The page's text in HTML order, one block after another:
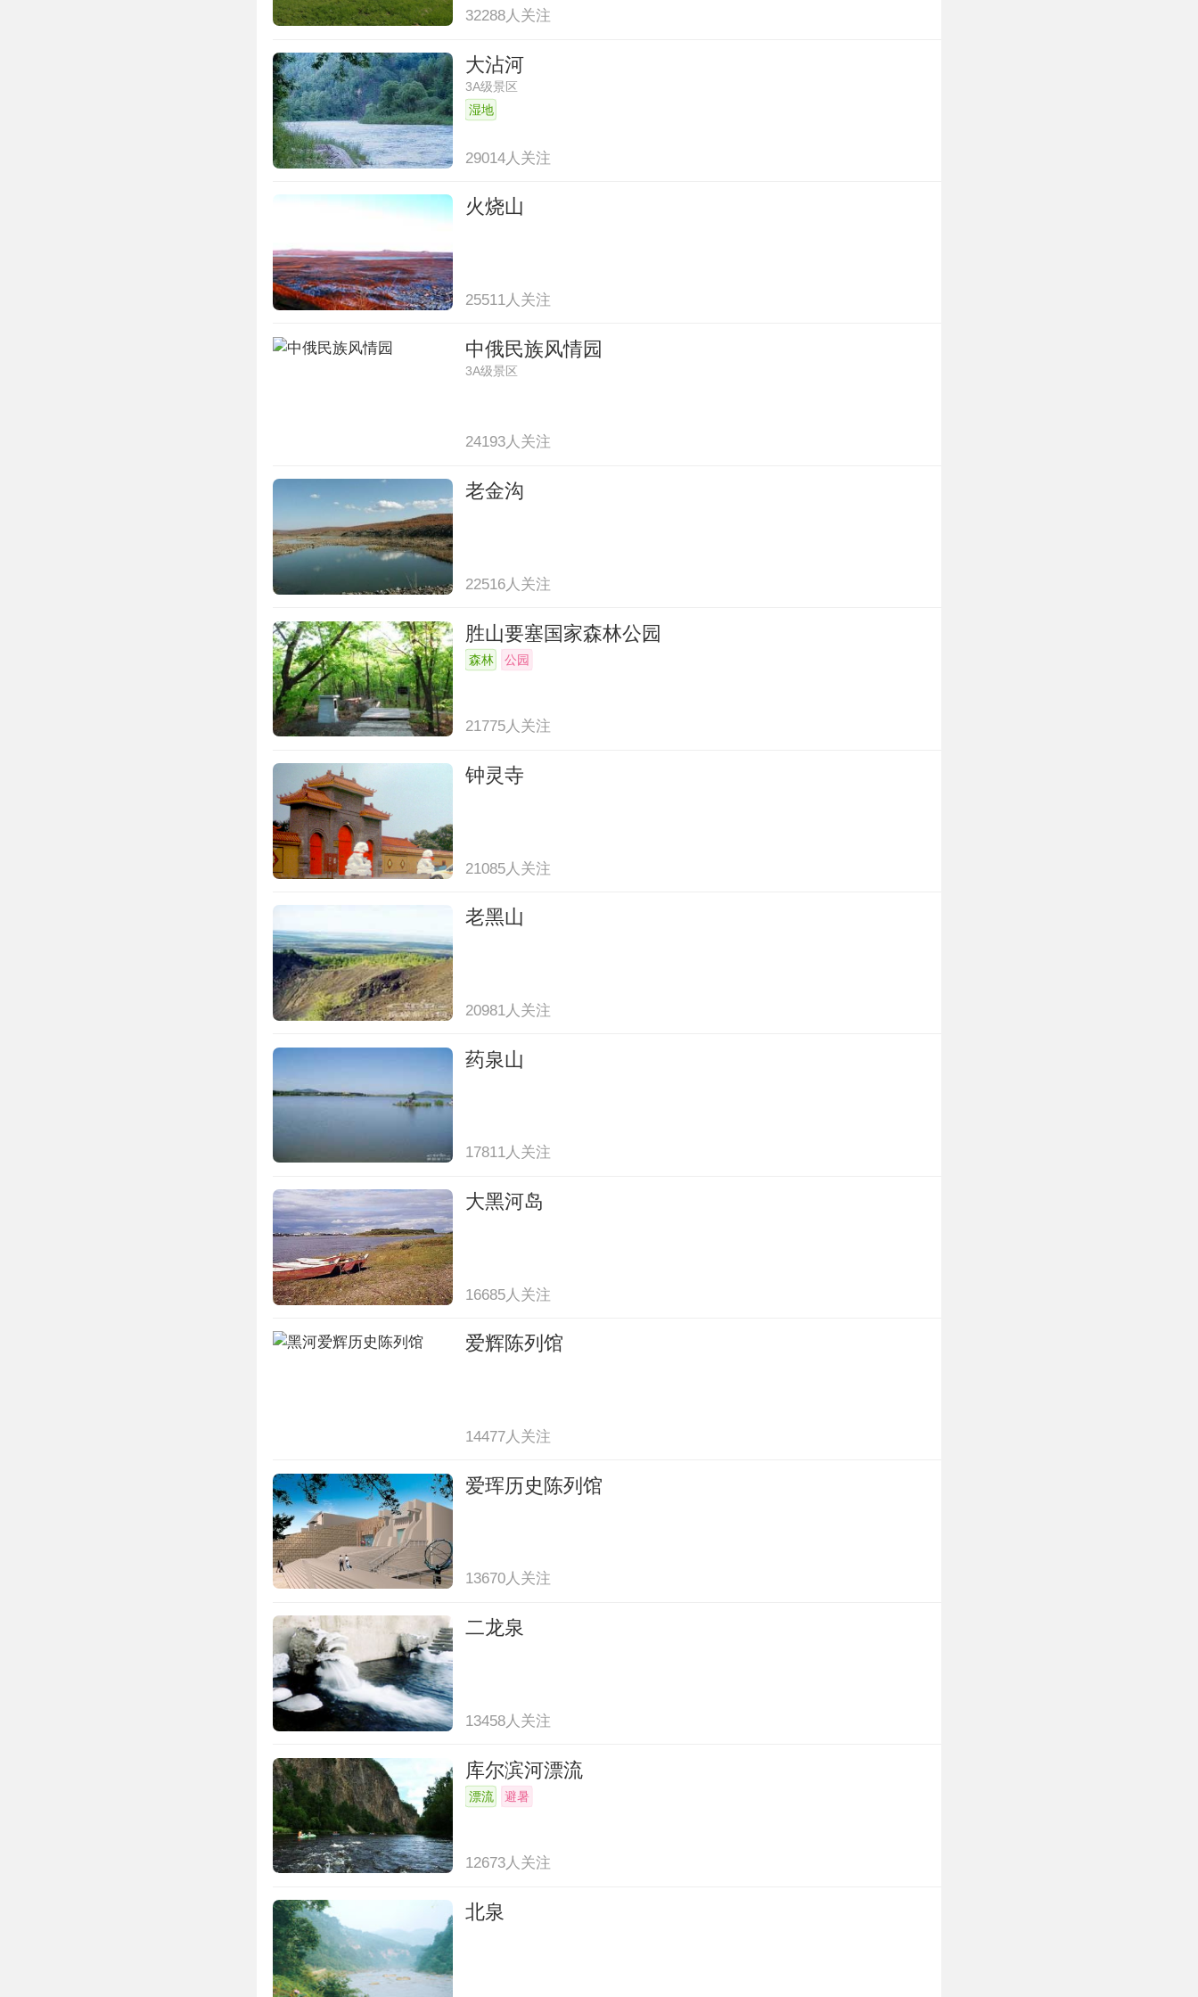
32288人关注
大沾河
3A级景区
湿地
29014人关注
火烧山
25511人关注
中俄民族风情园
3A级景区
24193人关注
老金沟
22516人关注
胜山要塞国家森林公园
森林 公园
21775人关注
钟灵寺
21085人关注
老黑山
20981人关注
药泉山
17811人关注
大黑河岛
16685人关注
爱辉陈列馆
14477人关注
爱珲历史陈列馆
13670人关注
二龙泉
13458人关注
库尔滨河漂流
漂流 避暑
12673人关注
北泉